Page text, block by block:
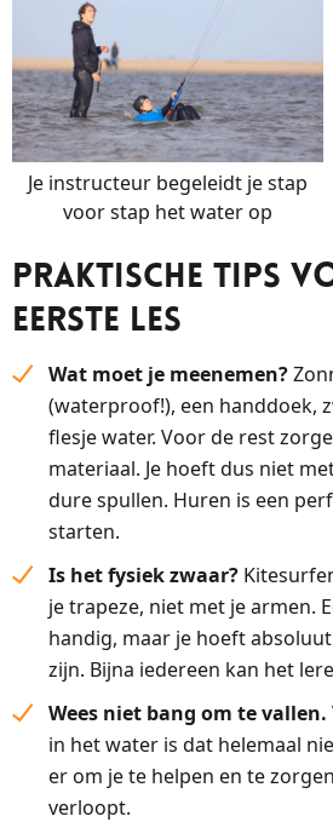
Je instructeur begeleidt je stap
voor stap het water op
Praktische Tips
Eerste Les
Wat moet je meenemen?
(waterproof!), een handdoek,
flesje water. Voor de rest
materiaal. Je hoeft dus niet
dure spullen. Huren is een
starten.
Is het fysiek zwaar?
je trapeze, niet met je armen.
handig, maar je hoeft
zijn. Bijna iedereen kan het
Wees niet bang om te vallen.
in het water is dat helemaal
er om je te helpen en te
verloopt.